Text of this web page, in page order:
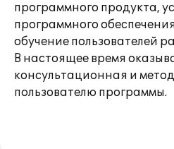
программного продукта,
программного
обучение пользователей
В настоящее время
консультационная и
пользователю программы.